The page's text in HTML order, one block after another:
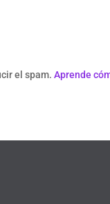
el spam. Aprende